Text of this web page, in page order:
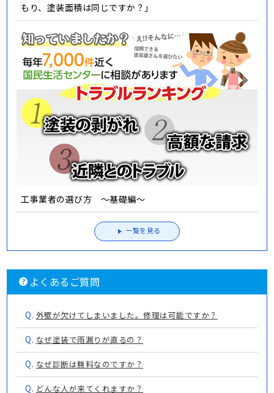
もり、塗装面積は同じですか？」
工事業者の選び方 ～基礎編～
一覧を見る
よくあるご質問
Q. 外壁が欠けてしまいました。修理は可能ですか？
Q. なぜ塗装で雨漏りが直るの？
Q. なぜ診断は無料なのですか？
Q. どんな人が来てくれますか？